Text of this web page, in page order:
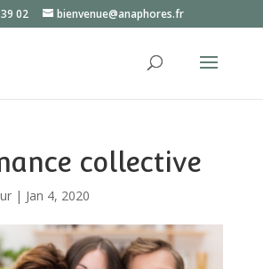
02 bienvenue@anaphores.fr
collective
| Jan 4, 2020